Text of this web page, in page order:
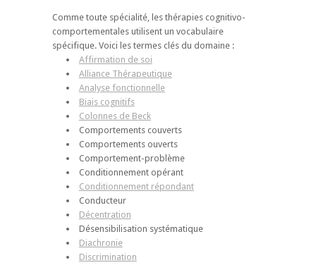
Comme toute spécialité, les thérapies cognitivo-
comportementales utilisent un vocabulaire
spécifique. Voici les termes clés du domaine :
Affirmation de soi
Alliance Thérapeutique
Analyse fonctionnelle
Biais cognitifs
Colonnes de Beck
Comportements couverts
Comportements ouverts
Comportement-problème
Conditionnement opérant
Conditionnement répondant
Conducteur
Décentration
Désensibilisation systématique
Diachronie
Discrimination